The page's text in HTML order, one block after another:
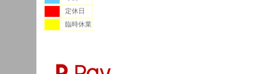
定休日
臨時休業